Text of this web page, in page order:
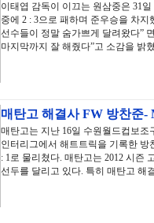
이태엽 감독이 이끄는 원삼중은 31
중에 2 : 3으로 패하며 준우승을 차
선수들이 정말 숨가쁘게 달려왔다”
마지막까지 잘 해줬다”고 소감을 밝
매탄고 해결사 FW 방찬준-
매탄고는 지난 16일 수원월드컵보조
인터리그에서 해트트릭을 기록한
: 1로 물리쳤다. 매탄고는 2012 시즌
선두를 달리고 있다. 특히 매탄고 해